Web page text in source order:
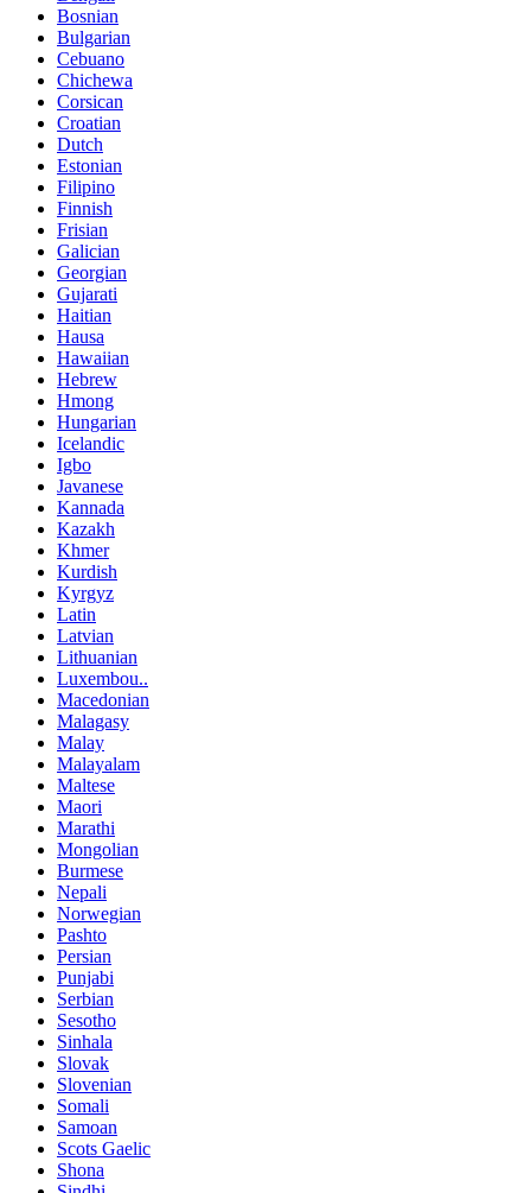
Bosnian
Bulgarian
Cebuano
Chichewa
Corsican
Croatian
Dutch
Estonian
Filipino
Finnish
Frisian
Galician
Georgian
Gujarati
Haitian
Hausa
Hawaiian
Hebrew
Hmong
Hungarian
Icelandic
Igbo
Javanese
Kannada
Kazakh
Khmer
Kurdish
Kyrgyz
Latin
Latvian
Lithuanian
Luxembou..
Macedonian
Malagasy
Malay
Malayalam
Maltese
Maori
Marathi
Mongolian
Burmese
Nepali
Norwegian
Pashto
Persian
Punjabi
Serbian
Sesotho
Sinhala
Slovak
Slovenian
Somali
Samoan
Scots Gaelic
Shona